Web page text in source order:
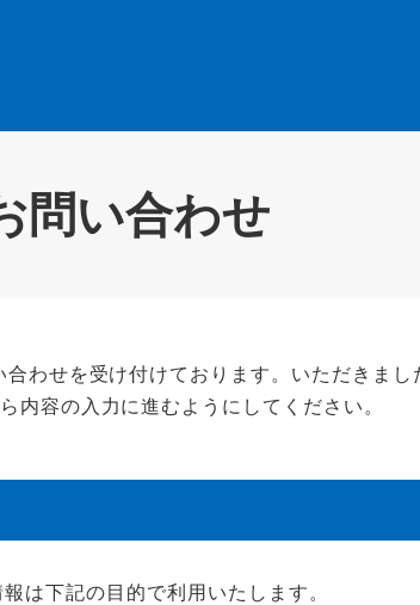
問い合わせ
わせを受け付けております。いただきま
容の入力に進むようにしてください。
は下記の目的で利用いたします。